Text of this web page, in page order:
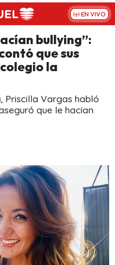
EN VIVO
bullying”:
que sus
la
Priscilla Vargas habló
que le hacían